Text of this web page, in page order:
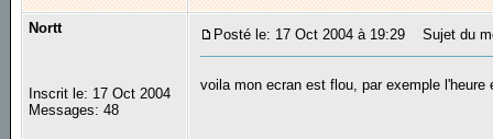
Nortt
Inscrit le: 17 Oct 2004
Messages: 48
Posté le: 17 Oct 2004 à 19:29 Sujet du
voila mon ecran est flou, par exemple